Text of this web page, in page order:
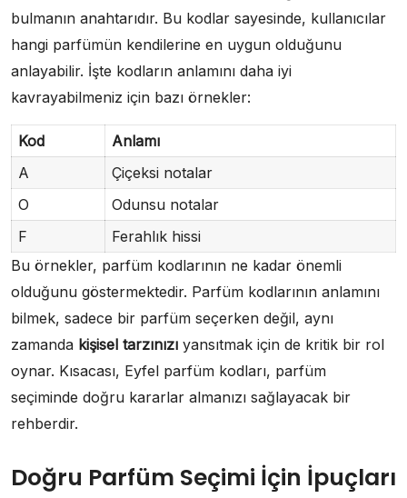
bulmanın anahtarıdır. Bu kodlar sayesinde, kullanıcılar
hangi parfümün kendilerine en uygun olduğunu
anlayabilir. İşte kodların anlamını daha iyi
kavrayabilmeniz için bazı örnekler:
Kod
Anlamı
A
Çiçeksi notalar
O
Odunsu notalar
F
Ferahlık hissi
Bu örnekler, parfüm kodlarının ne kadar önemli
olduğunu göstermektedir. Parfüm kodlarının anlamını
bilmek, sadece bir parfüm seçerken değil, aynı
zamanda kişisel tarzınızı yansıtmak için de kritik bir rol
oynar. Kısacası, Eyfel parfüm kodları, parfüm
seçiminde doğru kararlar almanızı sağlayacak bir
rehberdir.
Doğru Parfüm Seçimi İçin İpuçları